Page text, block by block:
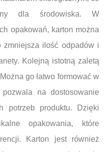
dla środowiska. W
opakowań, karton można
zmniejsza ilość odpadów i
Kolejną istotną zaletą
go łatwo formować w
na dostosowanie
potrzeb produktu. Dzięki
opakowania, które
Karton jest również